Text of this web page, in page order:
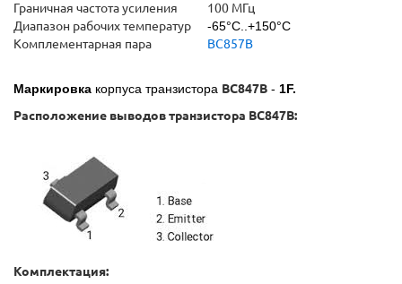
Граничная частота усиления
100 МГц
Диапазон рабочих температур
-65°C..+150°C
Комплементарная пара
BC857B
Маркировка корпуса транзистора BC847B - 1F.
Расположение выводов транзистора BC847B:
Комплектация: